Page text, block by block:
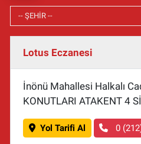
Lotus Eczanesi
İnönü Mahallesi Halkalı
KONUTLARI ATAKENT 4
Yol Tarifi Al 0